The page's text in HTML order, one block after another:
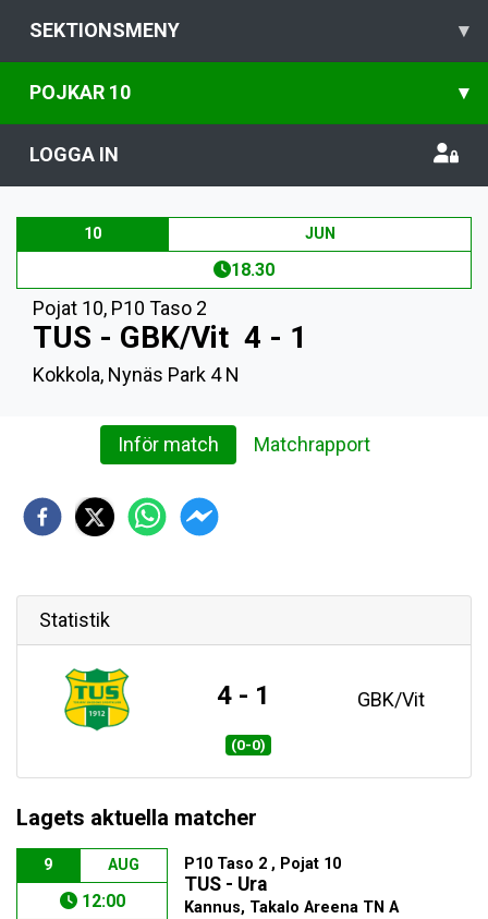
SEKTIONSMENY ▾
POJKAR 10 ▾
LOGGA IN
10 JUN
18.30
Pojat 10, P10 Taso 2
TUS - GBK/Vit 4 - 1
Kokkola, Nynäs Park 4 N
Inför match Matchrapport
Statistik
4 - 1 GBK/Vit
(0-0)
Lagets aktuella matcher
9 AUG
12:00
P10 Taso 2 , Pojat 10
TUS - Ura
Kannus, Takalo Areena TN A